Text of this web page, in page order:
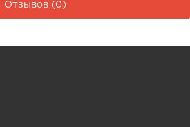
Отзывов (0)